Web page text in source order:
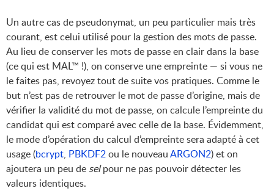
Un autre cas de pseudonymat, un peu particulier mais très
courant, est celui utilisé pour la gestion des mots de passe.
Au lieu de conserver les mots de passe en clair dans la base
(ce qui est MAL™ !), on conserve une empreinte — si vous ne
le faites pas, revoyez tout de suite vos pratiques. Comme le
but n’est pas de retrouver le mot de passe d’origine, mais de
vérifier la validité du mot de passe, on calcule l’empreinte du
candidat qui est comparé avec celle de la base. Évidemment,
le mode d’opération du calcul d’empreinte sera adapté à cet
usage (bcrypt, PBKDF2ou le nouveauARGON2) et on
ajoutera un peu de selpour ne pas pouvoir détecter les
valeurs identiques.